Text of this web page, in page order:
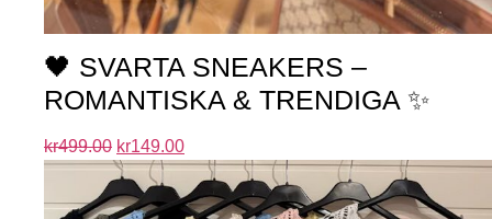
🖤 SVARTA SNEAKERS –
ROMANTISKA & TRENDIGA ✨
kr499.00 kr149.00